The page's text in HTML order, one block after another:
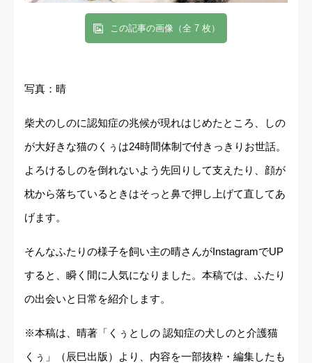
この記事の画像（全 7 枚）
写真：晴
柴犬のしのに認知症の兆候が現れはじめたところ、しの
が大好きな猫のくぅは24時間体制で付きっきりお世話。
よろけるしのを倒れないよう先回りして支えたり、顔が
枕から落ちているときはそっと鼻で押し上げて直してあ
げます。
そんなふたりの様子を飼い主の晴さんがInstagramでUP
すると、瞬く間に人気になりました。本稿では、ふたり
の出会いと日常を紹介します。
※本稿は、晴著「くぅとしの 認知症の犬しのと介護猫
くぅ」（辰巳出版）より、内容を一部抜粋・編集したも